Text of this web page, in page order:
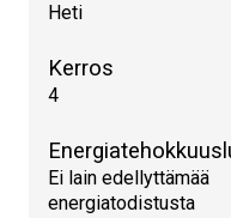
Heti
Kerros
4
Ei lain edellyttämää
energiatodistusta